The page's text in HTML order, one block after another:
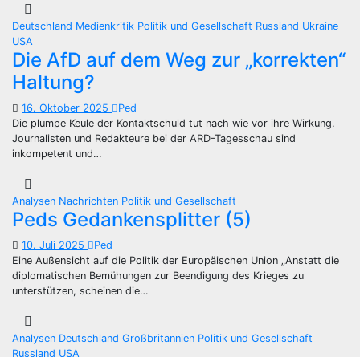
Deutschland Medienkritik Politik und Gesellschaft Russland Ukraine
USA
Die AfD auf dem Weg zur „korrekten“
Haltung?
16. Oktober 2025
Ped
Die plumpe Keule der Kontaktschuld tut nach wie vor ihre Wirkung.
Journalisten und Redakteure bei der ARD-Tagesschau sind
inkompetent und…
Analysen Nachrichten Politik und Gesellschaft
Peds Gedankensplitter (5)
10. Juli 2025
Ped
Eine Außensicht auf die Politik der Europäischen Union „Anstatt die
diplomatischen Bemühungen zur Beendigung des Krieges zu
unterstützen, scheinen die…
Analysen Deutschland Großbritannien Politik und Gesellschaft
Russland USA